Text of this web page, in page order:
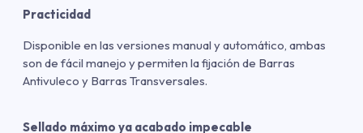
Practicidad
Disponible en las versiones manual y automático, ambas
son de fácil manejo y permiten la fijación de Barras
Antivuleco y Barras Transversales.
Sellado máximo ya acabado impecable